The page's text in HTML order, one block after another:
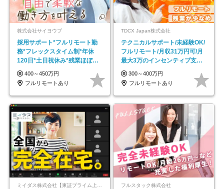
株式会社サイヨウブ
採用サポート*フルリモート勤
務*フレックスタイム制*年休
120日*土日祝休み*残業ほぼな
し*育児中社員8割以上
400～450万円
フルリモートあり
TDCX Japan株式会社
テクニカルサポート/未経験OK/
フルリモート/月収31万円可/月
最大3万のインセンティブ支給/
平均年齢33歳
300～400万円
フルリモートあり
フルスタック株式会社